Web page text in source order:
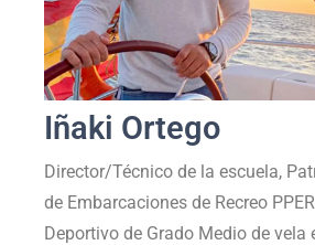
Iñaki Ortego
Director/Técnico de la escuela,
de Embarcaciones de Recreo
Deportivo de Grado Medio de vela